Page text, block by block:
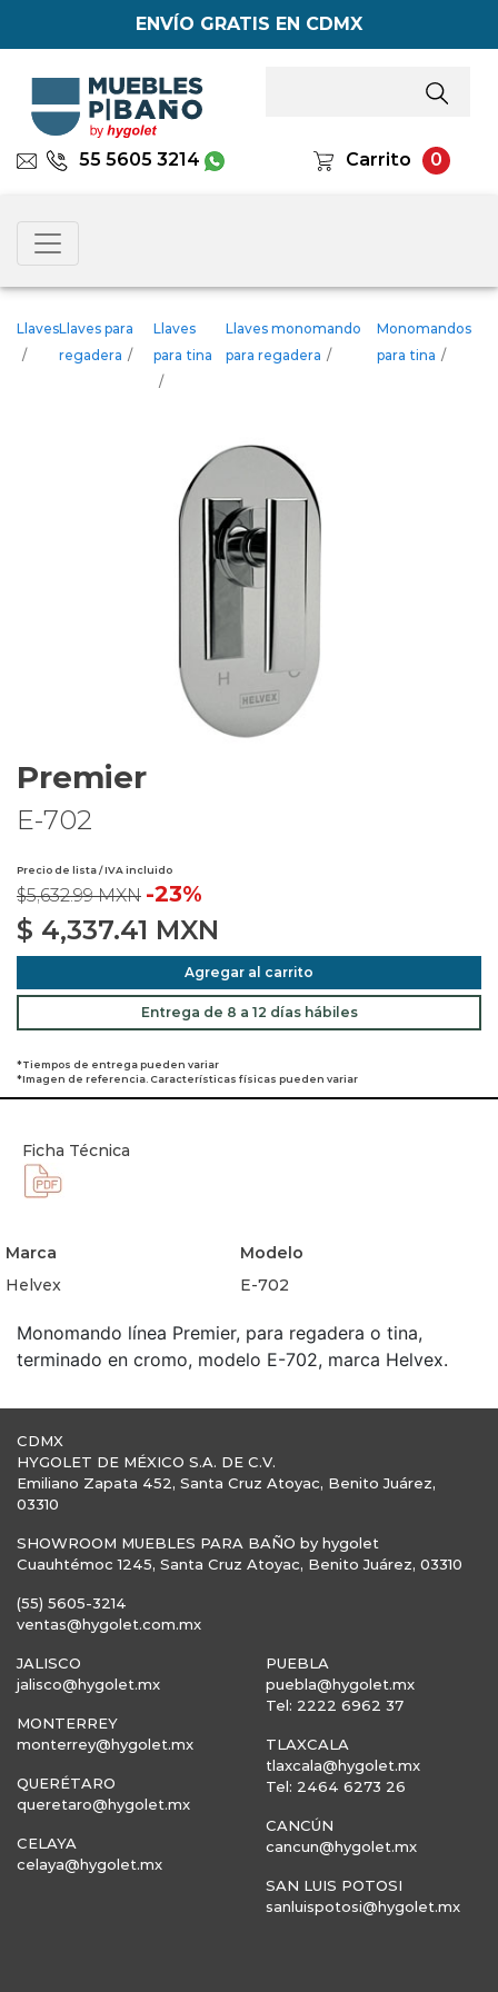
ENVÍO GRATIS EN CDMX
55 5605 3214 Carrito 0
Llaves
/
Llaves para
regadera /
Llaves
para tina
/
Llaves monomando
para regadera /
Monomandos
para tina /
Premier
E-702
Precio de lista / IVA incluido
$5,632.99 MXN -23%
$ 4,337.41 MXN
Agregar al carrito
Entrega de 8 a 12 días hábiles
*Tiempos de entrega pueden variar
*Imagen de referencia. Características físicas pueden variar
Ficha Técnica
Marca
Modelo
Helvex
E-702
Monomando línea Premier, para regadera o tina,
terminado en cromo, modelo E-702, marca Helvex.
CDMX
HYGOLET DE MÉXICO S.A. DE C.V.
Emiliano Zapata 452, Santa Cruz Atoyac, Benito Juárez,
03310
SHOWROOM MUEBLES PARA BAÑO by hygolet
Cuauhtémoc 1245, Santa Cruz Atoyac, Benito Juárez, 03310
(55) 5605-3214
ventas@hygolet.com.mx
JALISCO
jalisco@hygolet.mx
MONTERREY
monterrey@hygolet.mx
QUERÉTARO
queretaro@hygolet.mx
CELAYA
celaya@hygolet.mx
PUEBLA
puebla@hygolet.mx
Tel: 2222 6962 37
TLAXCALA
tlaxcala@hygolet.mx
Tel: 2464 6273 26
CANCÚN
cancun@hygolet.mx
SAN LUIS POTOSI
sanluispotosi@hygolet.mx